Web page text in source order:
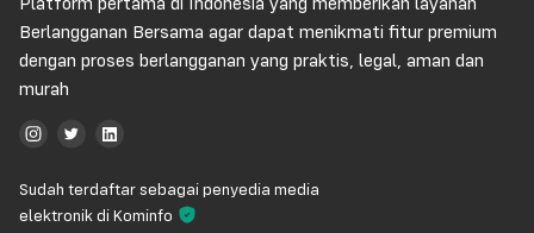
Platform pertama di Indonesia yang memberikan layanan
Berlangganan Bersama agar dapat menikmati fitur premium
dengan proses berlangganan yang praktis, legal, aman dan
murah
Sudah terdaftar sebagai penyedia media
elektronik di Kominfo